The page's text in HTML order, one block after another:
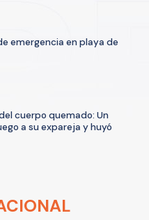
emergencia en playa de
cuerpo quemado: Un
a su expareja y huyó